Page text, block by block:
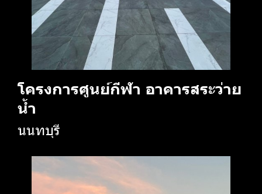
โครงการศูนย์กีฬา อาคารสระ ว่าย
น้ำ
นนทบุรี